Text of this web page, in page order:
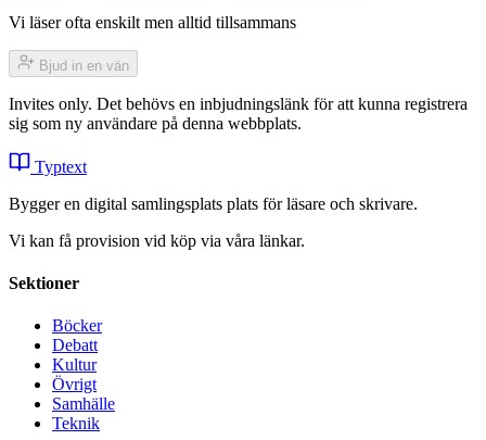
Vi läser ofta enskilt men alltid tillsammans
Bjud in en vän
Invites only. Det behövs en inbjudningslänk för att kunna registrera
sig som ny användare på denna webbplats.
Typtext
Bygger en digital samlingsplats plats för läsare och skrivare.
Vi kan få provision vid köp via våra länkar.
Sektioner
Böcker
Debatt
Kultur
Övrigt
Samhälle
Teknik